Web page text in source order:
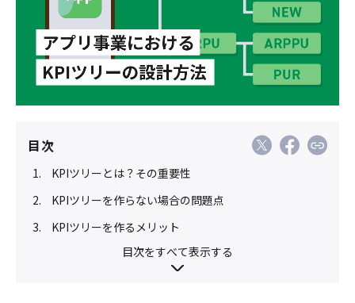
目次
KPIツリーとは？その重要性
KPIツリーを作らない場合の問題点
KPIツリーを作るメリット
目次をすべて表示する